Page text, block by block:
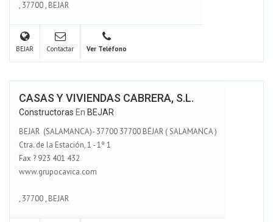
, 37700, BEJAR
BEJAR Contactar Ver Teléfono
CASAS Y VIVIENDAS CABRERA, S.L.
Constructoras En BEJAR
BEJAR (SALAMANCA)- 37700 37700 BÉJAR ( SALAMANCA )
Ctra. de la Estación, 1 - 1º 1
Fax ? 923 401 432
www.grupocavica.com
, 37700, BEJAR